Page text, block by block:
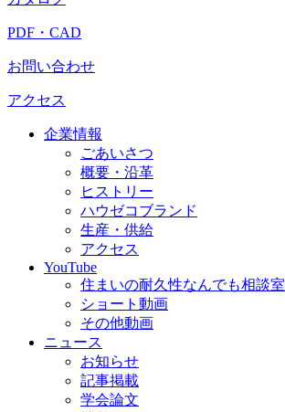
PDF・CAD
お問い合わせ
アクセス
企業情報
ごあいさつ
概要・沿革
ヒストリー
ハウゼコブランド
生産・供給
アクセス
YouTube
住まいの耐久性なんでも相談室
ショート動画
その他動画
ニュース
お知らせ
記事掲載
学会論文